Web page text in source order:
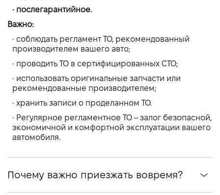
• послегарантийное.
Важно:
• соблюдать регламент ТО, рекомендованный
производителем вашего авто;
• проводить ТО в сертифицированных СТО;
• использовать оригинальные запчасти или
рекомендованные производителем;
• хранить записи о проделанном ТО.
• Регулярное регламентное ТО – залог безопасной,
экономичной и комфортной эксплуатации вашего
автомобиля.
Почему важно приезжать вовремя?